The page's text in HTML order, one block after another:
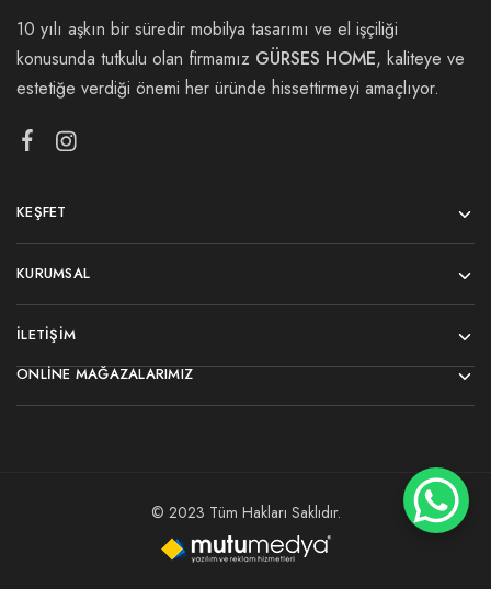
10 yılı aşkın bir süredir mobilya tasarımı ve el işçiliği
konusunda tutkulu olan firmamız GÜRSES HOME, kaliteye ve
estetiğe verdiği önemi her üründe hissettirmeyi amaçlıyor.
KEŞFET
KURUMSAL
İLETIŞIM
ONLINE MAĞAZALARIMIZ
© 2023 Tüm Hakları Saklıdır.